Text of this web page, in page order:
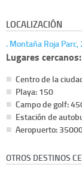
LOCALIZACIÓN
. Montaña Roja
Lugares cercanos:
Centro de la
Playa: 150
Campo de golf:
Estación de
Aeropuerto:
OTROS DESTINOS